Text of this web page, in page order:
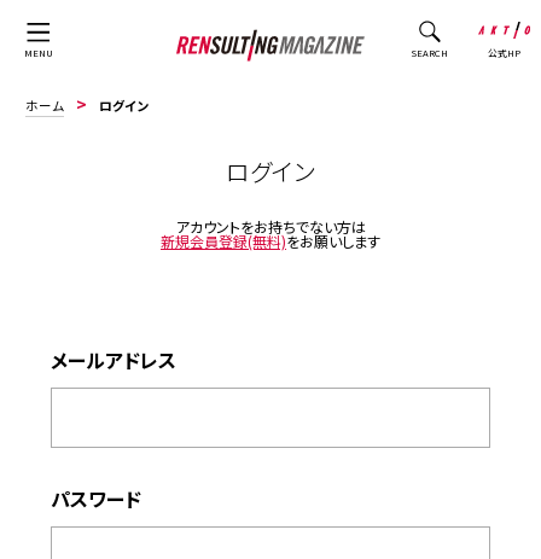
MENU SEARCH 公式HP
ホーム ログイン
ログイン
アカウントをお持ちでない方は
新規会員登録(無料)をお願いします
メールアドレス
パスワード